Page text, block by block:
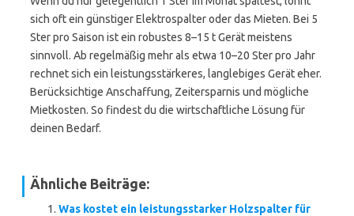
sich oft ein günstiger Elektrospalter oder das Mieten. Bei 5
Ster pro Saison ist ein robustes 8–15 t Gerät meistens
sinnvoll. Ab regelmäßig mehr als etwa 10–20 Ster pro Jahr
rechnet sich ein leistungsstärkeres, langlebiges Gerät eher.
Berücksichtige Anschaffung, Zeitersparnis und mögliche
Mietkosten. So findest du die wirtschaftliche Lösung für
deinen Bedarf.
Ähnliche Beiträge:
Was kostet ein leistungsstarker Holzspalter für